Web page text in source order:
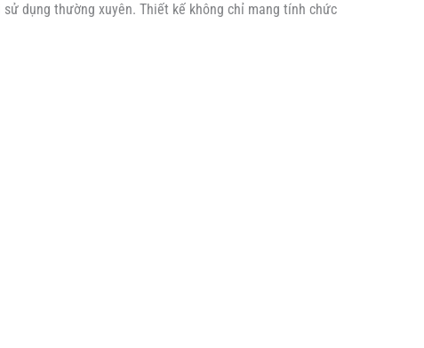
dụng thường xuyên. Thiết kế không chỉ mang tính chức